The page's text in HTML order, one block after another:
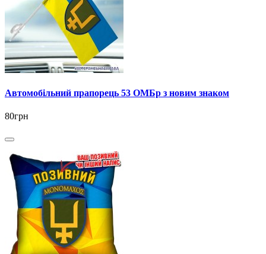
Автомобільний прапорець 53 ОМБр з новим знаком
80грн